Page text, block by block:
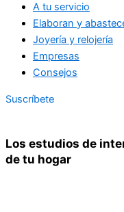
A tu servicio
Elaboran y
Joyería y relojería
Empresas
Consejos
Suscríbete
Los estudios de
de tu hogar